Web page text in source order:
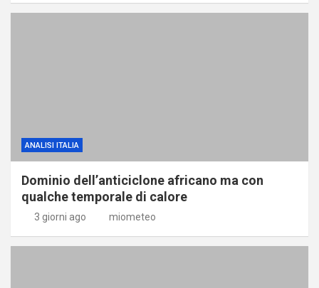
ANALISI ITALIA
Dominio dell’anticiclone africano ma con
qualche temporale di calore
3 giorni ago miometeo